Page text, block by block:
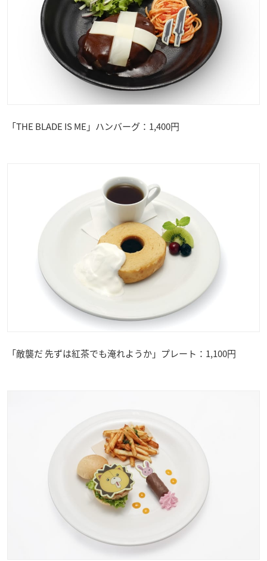
「THE BLADE IS ME」ハンバーグ：1,400円
「敵襲だ 先ずは紅茶でも淹れようか」プレート：1,100円